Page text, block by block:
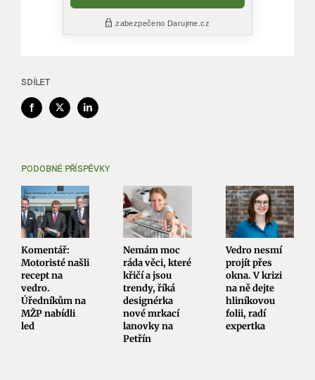
SDÍLET
Facebook
X LinkedIn
PODOBNÉ PŘÍSPĚVKY
Komentář:
Motoristé našli
recept na
vedro.
Úředníkům na
MŽP nabídli
led
Nemám moc
ráda věci, které
křičí a jsou
trendy, říká
designérka
nové mrkací
lanovky na
Petřín
Vedro nesmí
projít přes
okna. V krizi
na ně dejte
hliníkovou
folii, radí
expertka